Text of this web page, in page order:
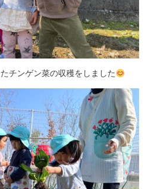
チンゲン菜の収穫をしました